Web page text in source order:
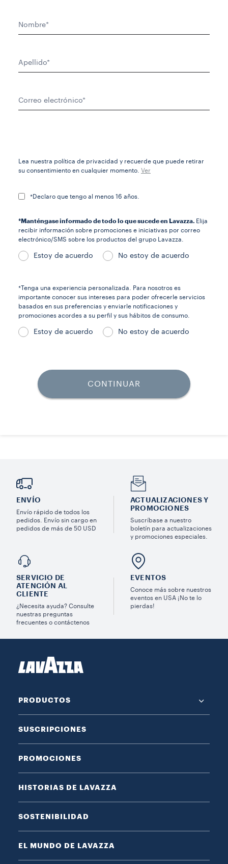
ENVÍO
Envío rápido de todos los
pedidos. Envío sin cargo en
pedidos de más de 50 USD
ACTUALIZACIONES Y
PROMOCIONES
Suscríbase a nuestro
boletín para actualizaciones
y promociones especiales.
SERVICIO DE
ATENCIÓN AL
CLIENTE
¿Necesita ayuda? Consulte
nuestras preguntas
frecuentes o contáctenos
EVENTOS
Conoce más sobre nuestros
eventos en USA ¡No te lo
pierdas!
PRODUCTOS
SUSCRIPCIONES
PROMOCIONES
HISTORIAS DE LAVAZZA
SOSTENIBILIDAD
EL MUNDO DE LAVAZZA